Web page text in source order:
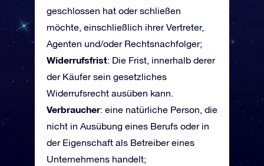
geschlossen hat oder schließen
möchte, einschließlich ihrer Vertreter,
Agenten und/oder Rechtsnachfolger;
Widerrufsfrist: Die Frist, innerhalb derer
der Käufer sein gesetzliches
Widerrufsrecht ausüben kann.
Verbraucher: eine natürliche Person, die
nicht in Ausübung eines Berufs oder in
der Eigenschaft als Betreiber eines
Unternehmens handelt;